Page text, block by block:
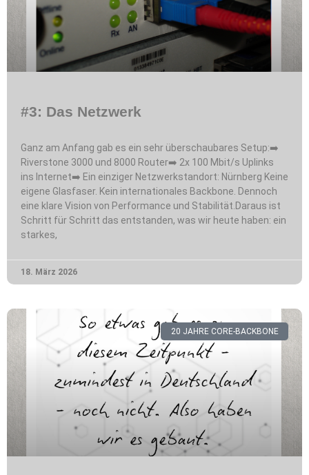
#3: Das Netzwerk
Ganz am Anfang gab es ein sehr überschaubares Setup:➡️
Riverstone 3000 und 8000 Router➡️ 2x 100 Mbit/s Uplinks
ins Internet➡️ Ein einziger Netzwerkstandort: Nürnberg Keine
eigene Glasfaser. Kein internationales Backbone. Dennoch
eine klare Vision von Performance und Stabilität.Daraus ist
Schritt für Schritt das entstanden, was wir heute haben: ein
starkes,
18. März 2026
20 JAHRE CORE-BACKBONE